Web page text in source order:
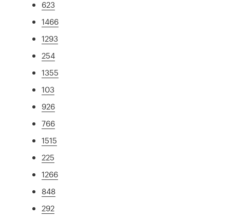
623
1466
1293
254
1355
103
926
766
1515
225
1266
848
292